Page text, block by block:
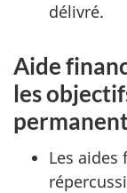
délivré.
Aide
les
Les aides